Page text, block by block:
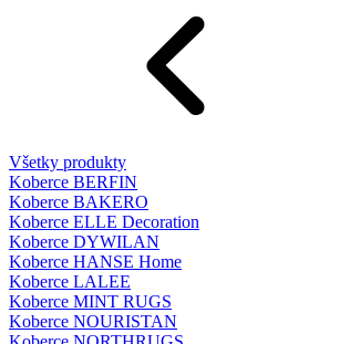
Všetky produkty
Koberce BERFIN
Koberce BAKERO
Koberce ELLE Decoration
Koberce DYWILAN
Koberce HANSE Home
Koberce LALEE
Koberce MINT RUGS
Koberce NOURISTAN